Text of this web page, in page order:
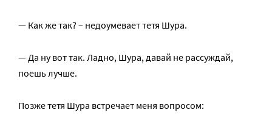
— Как же так? – недоумевает тетя Шура.
— Да ну вот так. Ладно, Шура, давай не рассуждай,
поешь лучше.
Позже тетя Шура встречает меня вопросом: